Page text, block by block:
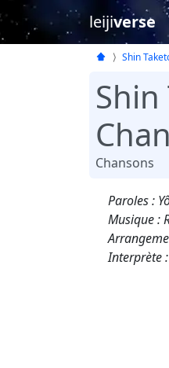
leijiverse
Shin
Chansons
Paroles :
Musique :
Interprète